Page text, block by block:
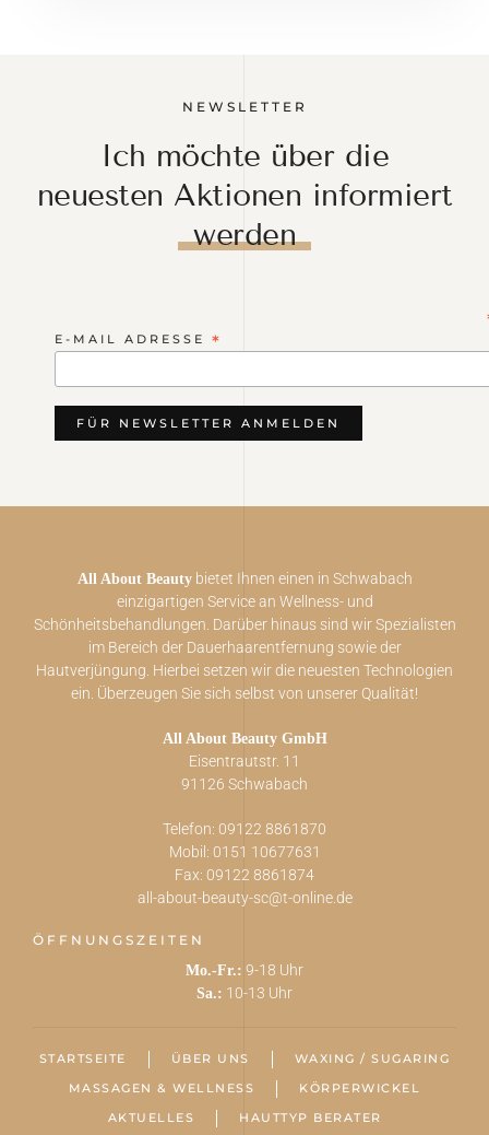
NEWSLETTER
Ich möchte über die
neuesten Aktionen informiert
werden
E-MAIL ADRESSE *
All About Beautybietet Ihnen einen in Schwabach
einzigartigen Service an Wellness- und
Schönheitsbehandlungen. Darüber hinaus sind wir Spezialisten
im Bereich der Dauerhaarentfernung sowie der
Hautverjüngung. Hierbei setzen wir die neuesten Technologien
ein. Überzeugen Sie sich selbst von unserer Qualität!
All About Beauty GmbH
Eisentrautstr. 11
91126 Schwabach
Telefon: 09122 8861870
Mobil: 0151 10677631
Fax: 09122 8861874
all-about-beauty-sc@t-online.de
ÖFFNUNGSZEITEN
Mo.-Fr.: 9-18 Uhr
Sa.: 10-13 Uhr
STARTSEITE ÜBER UNS
WAXING / SUGARING
MASSAGEN & WELLNESS
KÖRPERWICKEL
AKTUELLES
HAUTTYP BERATER